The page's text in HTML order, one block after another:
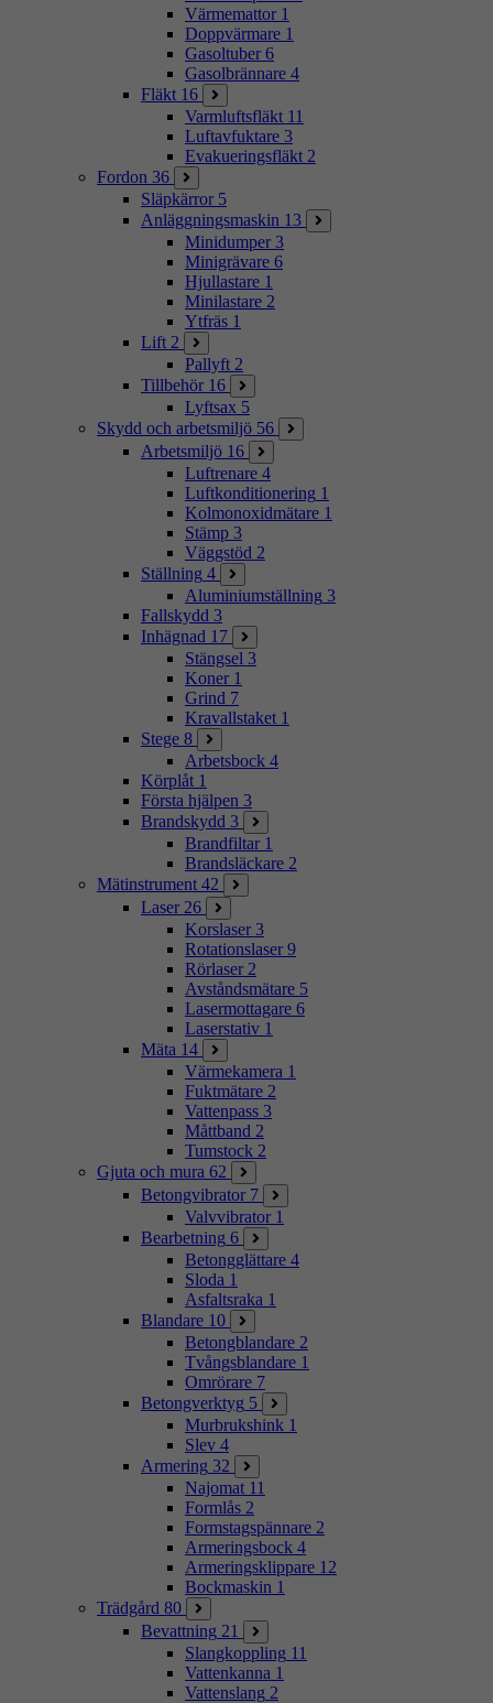
Värmemattor 1
Doppvärmare 1
Gasoltuber 6
Gasolbrännare 4
Fläkt 16
Varmluftsfläkt 11
Luftavfuktare 3
Evakueringsfläkt 2
Fordon 36
Släpkärror 5
Anläggningsmaskin 13
Minidumper 3
Minigrävare 6
Hjullastare 1
Minilastare 2
Ytfräs 1
Lift 2
Pallyft 2
Tillbehör 16
Lyftsax 5
Skydd och arbetsmiljö 56
Arbetsmiljö 16
Luftrenare 4
Luftkonditionering 1
Kolmonoxidmätare 1
Stämp 3
Väggstöd 2
Ställning 4
Aluminiumställning 3
Fallskydd 3
Inhägnad 17
Stängsel 3
Koner 1
Grind 7
Kravallstaket 1
Stege 8
Arbetsbock 4
Körplåt 1
Första hjälpen 3
Brandskydd 3
Brandfiltar 1
Brandsläckare 2
Mätinstrument 42
Laser 26
Korslaser 3
Rotationslaser 9
Rörlaser 2
Avståndsmätare 5
Lasermottagare 6
Laserstativ 1
Mäta 14
Värmekamera 1
Fuktmätare 2
Vattenpass 3
Måttband 2
Tumstock 2
Gjuta och mura 62
Betongvibrator 7
Valvvibrator 1
Bearbetning 6
Betongglättare 4
Sloda 1
Asfaltsraka 1
Blandare 10
Betongblandare 2
Tvångsblandare 1
Omrörare 7
Betongverktyg 5
Murbrukshink 1
Slev 4
Armering 32
Najomat 11
Formlås 2
Formstagspännare 2
Armeringsbock 4
Armeringsklippare 12
Bockmaskin 1
Trädgård 80
Bevattning 21
Slangkoppling 11
Vattenkanna 1
Vattenslang 2